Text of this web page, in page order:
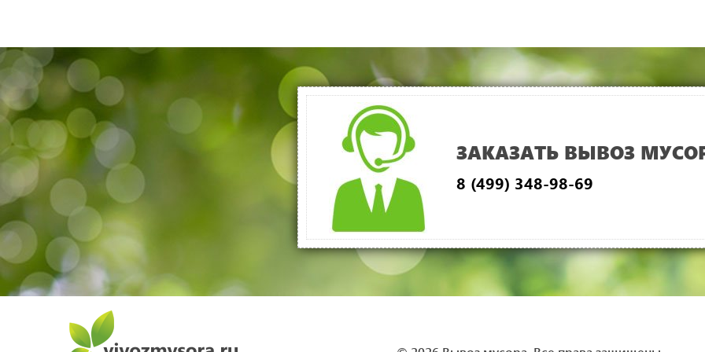
ЗАКАЗАТЬ ВЫВОЗ
8 (499) 348-98-69